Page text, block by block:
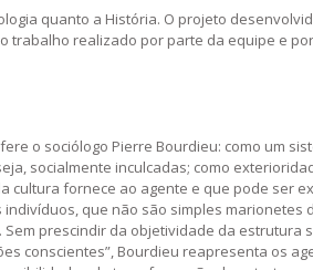
quanto a História. O projeto
trabalho realizado por parte da equipe e
o sociólogo Pierre Bourdieu: como um
socialmente inculcadas; como
cultura fornece ao agente e que pode ser
que não são simples marionetes
prescindir da objetividade da estrutura
conscientes”, Bourdieu reapresenta os